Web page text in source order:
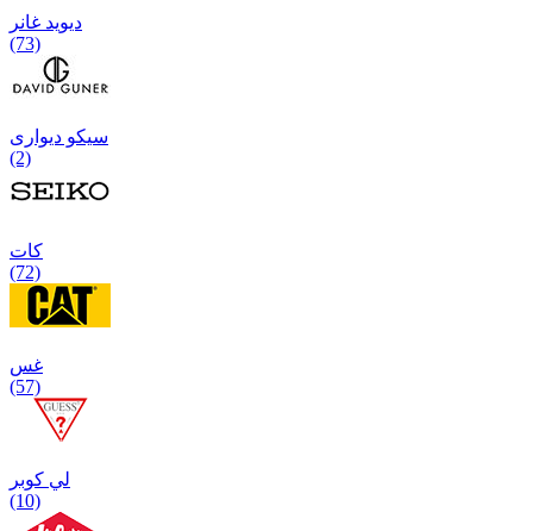
دیوید غانر
(73)
سیکو دیواری
(2)
كات
(72)
غس
(57)
لي كوبر
(10)